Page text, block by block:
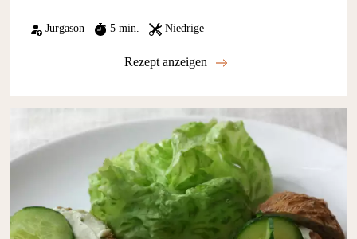
Jurgason 5 min. Niedrige
Rezept anzeigen